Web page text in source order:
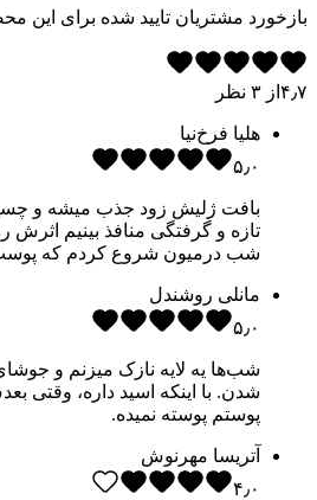
بازخورد مشتریان تایید شده برای این
۴٫۷ از ۳ نظر
هلیا فرخ‌نیا
۵٫۰
بافت ژلیش زود جذب میشه و
تازه و گرفتگی منافذ بینیم اثرش
شب درمیون شروع کردم که
مانلی روشندل
۵٫۰
شب‌ها یه لایه نازک میزنم و
شدن. با اینکه اسید داره، وقتی
پوستم پوسته نمیده.
آتریسا مهرنوش
۴٫۰